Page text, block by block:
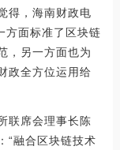
得，海南财政电
方面标准了区块链
，另一方面也为
政全方位运用给
联席会理事长陈
“融合区块链技术